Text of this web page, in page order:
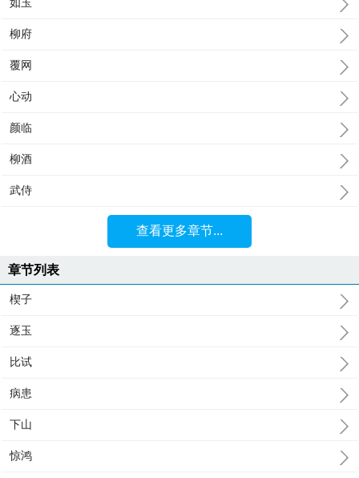
柳府
覆网
心动
颜临
柳酒
武侍
查看更多章节...
章节列表
楔子
逐玉
比试
病患
下山
惊鸿